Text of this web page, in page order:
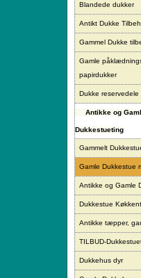
Blandede dukker
Antikt Dukke
Gammel Dukke
Gamle
papirdukker
Dukke reservedele
Antikke og
Dukkestueting
Gammelt
Gamle Dukkestue
Antikke og Gamle
Dukkestue
Antikke tæpper,
TILBUD-
Dukkehus dyr